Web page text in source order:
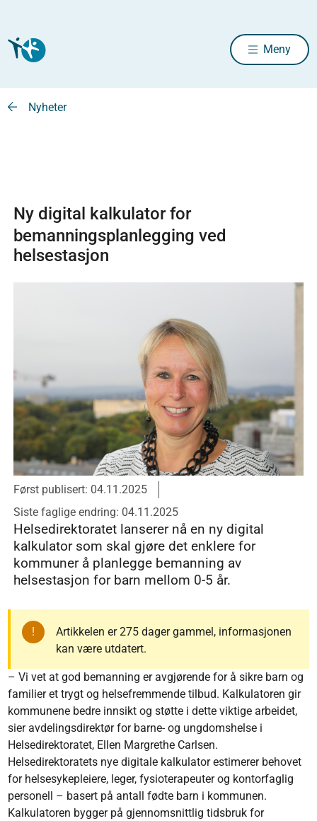
Meny
Nyheter
Ny digital kalkulator for
bemanningsplanlegging ved
helsestasjon
Først publisert: 04.11.2025
Siste faglige endring: 04.11.2025
Helsedirektoratet lanserer nå en ny digital
kalkulator som skal gjøre det enklere for
kommuner å planlegge bemanning av
helsestasjon for barn mellom 0-5 år.
Artikkelen er 275 dager gammel, informasjonen
kan være utdatert.
– Vi vet at god bemanning er avgjørende for å sikre barn og
familier et trygt og helsefremmende tilbud. Kalkulatoren gir
kommunene bedre innsikt og støtte i dette viktige arbeidet,
sier avdelingsdirektør for barne- og ungdomshelse i
Helsedirektoratet, Ellen Margrethe Carlsen.
Helsedirektoratets nye digitale kalkulator estimerer behovet
for helsesykepleiere, leger, fysioterapeuter og kontorfaglig
personell – basert på antall fødte barn i kommunen.
Kalkulatoren bygger på gjennomsnittlig tidsbruk for